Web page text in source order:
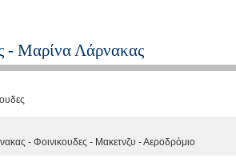
- Μαρίνα Λάρνακας
- Φοινικουδες - Μακετνζυ - Αεροδρόμιο